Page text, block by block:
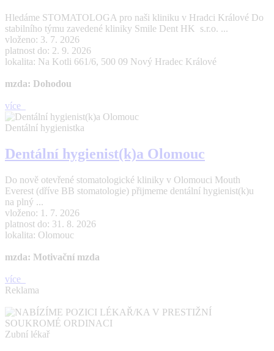
Hledáme STOMATOLOGA pro naši kliniku v Hradci Králové Do
stabilního týmu zavedené kliniky Smile Dent HK s.r.o. ...
vloženo: 3. 7. 2026
platnost do: 2. 9. 2026
lokalita: Na Kotli 661/6, 500 09 Nový Hradec Králové
mzda: Dohodou
více
Dentální hygienistka
Dentální hygienist(k)a Olomouc
Do nově otevřené stomatologické kliniky v Olomouci Mouth
Everest (dříve BB stomatologie) přijmeme dentální hygienist(k)u
na plný ...
vloženo: 1. 7. 2026
platnost do: 31. 8. 2026
lokalita: Olomouc
mzda: Motivační mzda
více
Reklama
Zubní lékař